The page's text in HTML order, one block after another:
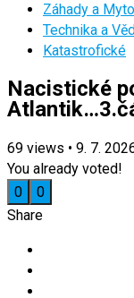
Záhady a
Technika a
Katastrofické
Nacistické
69 views • 9. 7.
You already voted!
0
0
Share